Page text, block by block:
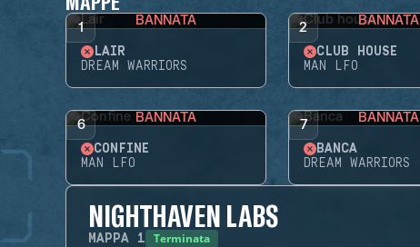
1 BANNATA
LAIR
DREAM WARRIORS
2 BANNATA
CLUB HOUSE
MAN LFO
6 BANNATA
CONFINE
MAN LFO
7 BANNATA
BANCA
DREAM WARRIORS
NIGHTHAVEN LABS
MAPPA 1 Terminata